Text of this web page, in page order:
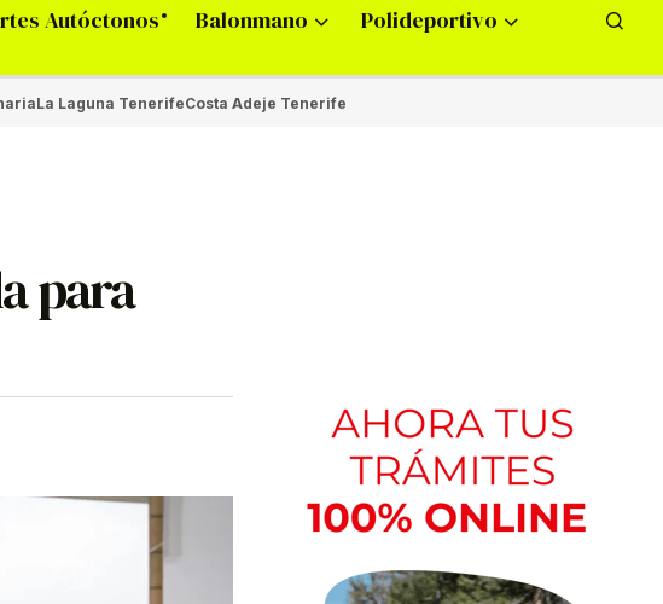
Autóctonos Balonmano Polideportivo
La Laguna TenerifeCosta Adeje Tenerife
para